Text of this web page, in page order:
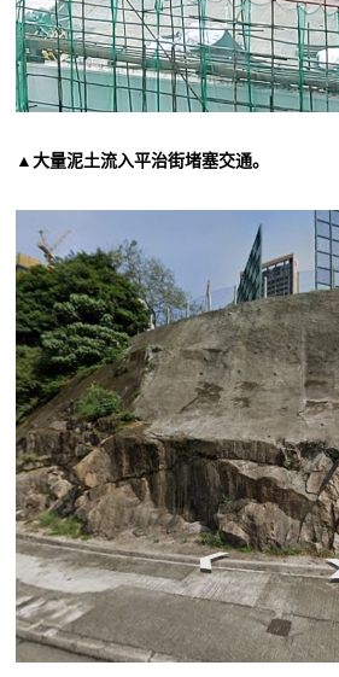
▲大量泥土流入平治街堵塞交通。